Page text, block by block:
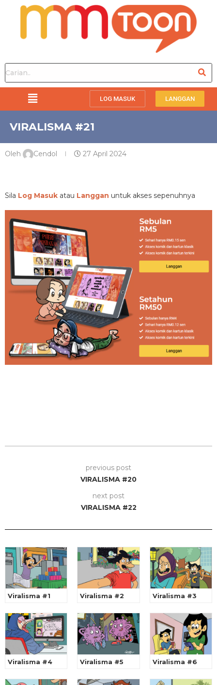
LOG MASUK LANGGAN
VIRALISMA #21
Oleh Cendol 27 April 2024
Sila Log Masuk atau Langgan untuk akses sepenuhnya
previous post
VIRALISMA #20
next post
VIRALISMA #22
Viralisma #1 Viralisma #2 Viralisma #3
Viralisma #4 Viralisma #5 Viralisma #6